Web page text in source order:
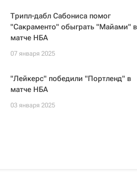
Трипл-дабл Сабониса помог
"Сакраменто" обыграть "Майами" в
матче НБА
07 января 2025
"Лейкерс" победили "Портленд" в
матче НБА
03 января 2025